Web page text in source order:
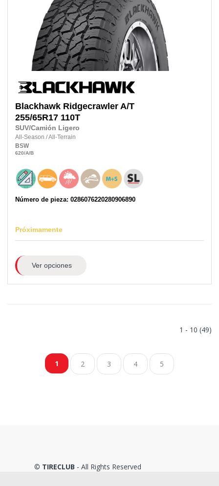
Blackhawk Ridgecrawler A/T
255/65R17 110T
SUV/Camión Ligero
All-Season /All-Terrain
BSW
620/A/B
Número de pieza: 0286076220280906890
Próximamente
Ver opciones
1 - 10 (49)
1 2 3 4 5
© TIRECLUB - All Rights Reserved